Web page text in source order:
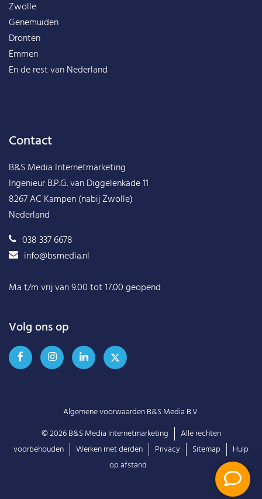
Zwolle
Genemuiden
Dronten
Emmen
En de rest vanNederland
Contact
B&S Media Internetmarketing
Ingenieur B.P.G. van Diggelenkade 11
8267 AC Kampen (nabij Zwolle)
Nederland
038 337 6678
info@bsmedia.nl
Ma t/m vrij van 9.00 tot 17.00 geopend
Volg ons op
Algemene voorwaarden B&S Media B.V.
© 2026B&S Media Internetmarketing
Alle rechten
voorbehouden
Werken met derden Privacy Sitemap
Hulp
op afstand